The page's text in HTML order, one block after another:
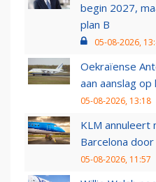
begin 2027,
plan B
05-08-2026,
Oekraïense
aan aanslag
05-08-2026, 13:18
KLM annuleert
Barcelona
05-08-2026, 11:57